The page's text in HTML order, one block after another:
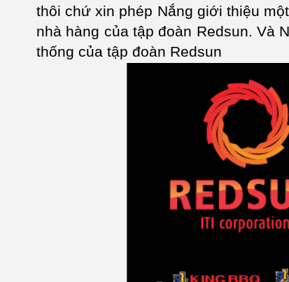
thôi chứ xin phép Nắng giới thiệu
nhà hàng của tập đoàn Redsun. Và
thống của tập đoàn Redsun